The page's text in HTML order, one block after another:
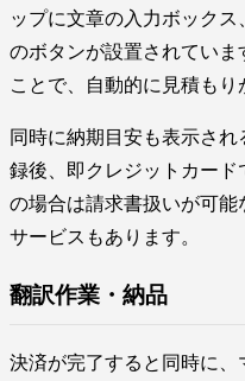
ップに文章の入力ボック
のボタンが設置されてい
ことで、自動的に見積もり
同時に納期目安も表示さ
録後、即クレジットカード
の場合は請求書扱いが可
サービスもあります。
翻訳作業・納品
決済が完了すると同時に